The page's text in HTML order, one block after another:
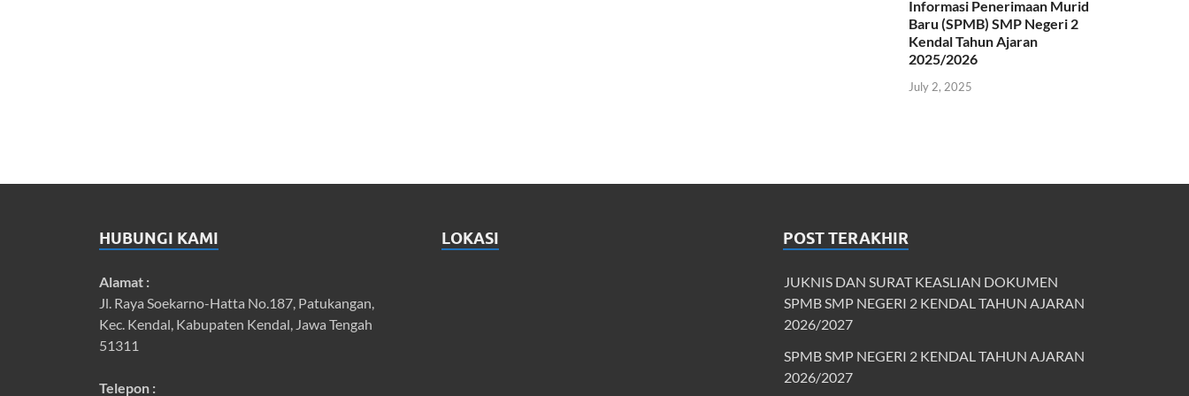
Informasi Penerimaan Murid
Baru (SPMB) SMP Negeri 2
Kendal Tahun Ajaran
2025/2026
July 2, 2025
HUBUNGI KAMI
Alamat :
Jl. Raya Soekarno-Hatta No.187, Patukangan,
Kec. Kendal, Kabupaten Kendal, Jawa Tengah
51311
Telepon :
LOKASI POST TERAKHIR
JUKNIS DAN SURAT KEASLIAN DOKUMEN
SPMB SMP NEGERI 2 KENDAL TAHUN AJARAN
2026/2027
SPMB SMP NEGERI 2 KENDAL TAHUN AJARAN
2026/2027